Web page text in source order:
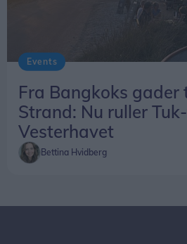
Events
Fra Bangkoks gader
Strand: Nu ruller
Vesterhavet
Bettina Hvidberg